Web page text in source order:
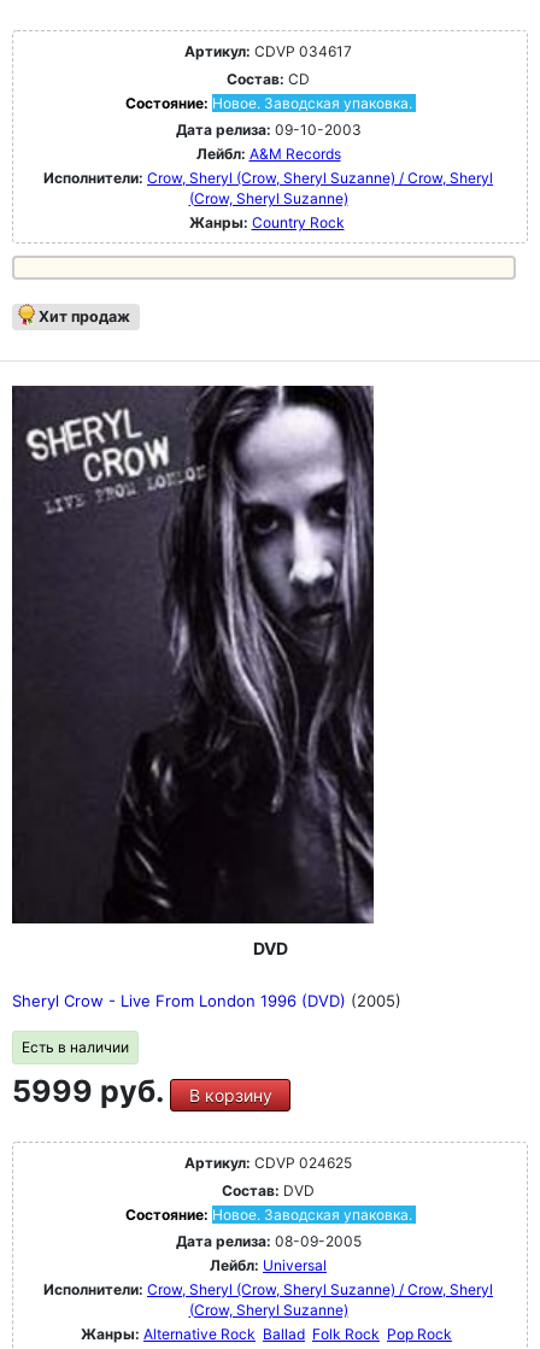
Артикул: CDVP 034617
Состав: CD
Состояние: Новое. Заводская упаковка.
Дата релиза: 09-10-2003
Лейбл: A&M Records
Исполнители: Crow, Sheryl (Crow, Sheryl Suzanne) / Crow, Sheryl
(Crow, Sheryl Suzanne)
Жанры: Country Rock
Хит продаж
DVD
Sheryl Crow - Live From London 1996 (DVD) (2005)
Есть в наличии
5999 руб. В корзину
Артикул: CDVP 024625
Состав: DVD
Состояние: Новое. Заводская упаковка.
Дата релиза: 08-09-2005
Лейбл: Universal
Исполнители: Crow, Sheryl (Crow, Sheryl Suzanne) / Crow, Sheryl
(Crow, Sheryl Suzanne)
Жанры: Alternative Rock Ballad Folk Rock Pop Rock